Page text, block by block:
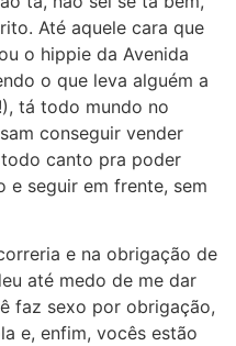
Até aquele cara que
o hippie da Avenida
o que leva alguém a
tá todo mundo no
conseguir vender
canto pra poder
e seguir em frente, sem
e na obrigação de
até medo de me dar
faz sexo por obrigação,
e, enfim, vocês estão